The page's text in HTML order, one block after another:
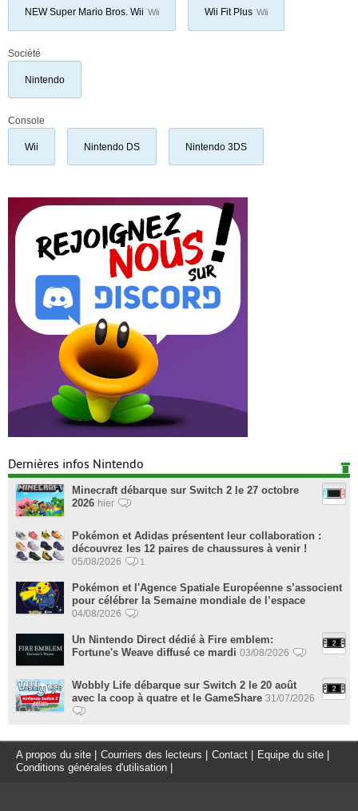
NEW Super Mario Bros. Wii Wii Wii Fit Plus Wii
Société
Nintendo
Console
Wii Nintendo DS Nintendo 3DS
Dernières infos Nintendo
Minecraft débarque sur Switch 2 le 27 octobre
2026 hier
Pokémon et Adidas présentent leur collaboration :
découvrez les 12 paires de chaussures à venir !
05/08/2026 1
Pokémon et l'Agence Spatiale Européenne s’associent
pour célébrer la Semaine mondiale de l’espace
04/08/2026
Un Nintendo Direct dédié à Fire emblem:
Fortune's Weave diffusé ce mardi 03/08/2026
Wobbly Life débarque sur Switch 2 le 20 août
avec la coop à quatre et le GameShare 31/07/2026
A propos du site Courriers des lecteurs Contact Equipe du site
Conditions générales d'utilisation